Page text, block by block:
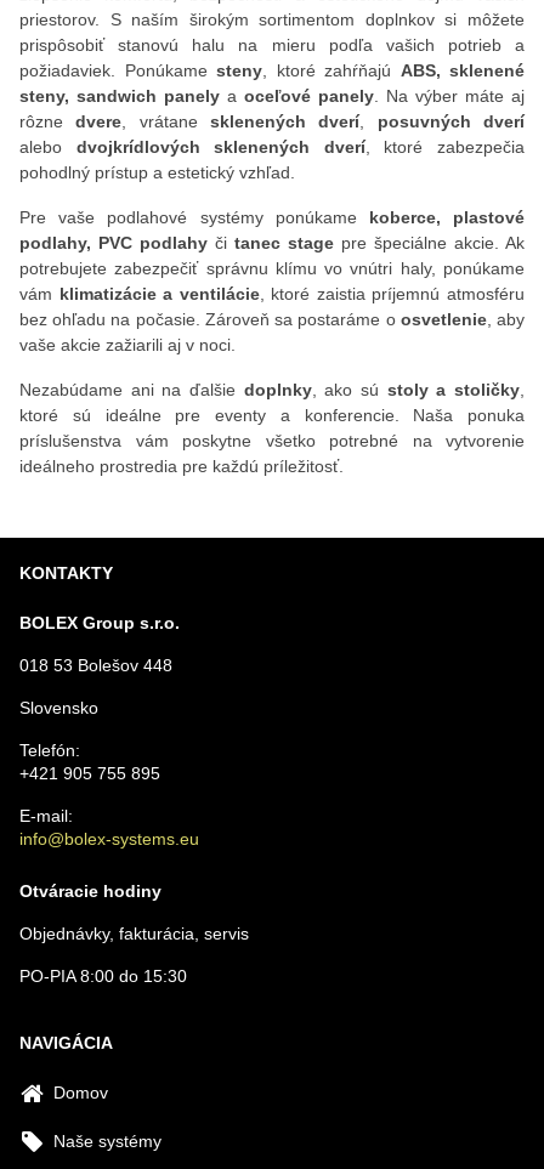
priestorov. S naším širokým sortimentom doplnkov si môžete
prispôsobiť stanovú halu na mieru podľa vašich potrieb a
požiadaviek. Ponúkame steny , ktoré zahŕňajú ABS, sklenené
steny, sandwich panely a oceľové panely . Na výber máte aj
rôznedvere , vrátanesklenených dverí, posuvných dverí
alebo dvojkrídlových sklenených dverí, ktoré zabezpečia
pohodlný prístup a estetický vzhľad.
Pre vaše podlahové systémy ponúkame koberce, plastové
podlahy, PVC podlahy či tanec stage pre špeciálne akcie. Ak
potrebujete zabezpečiť správnu klímu vo vnútri haly, ponúkame
vám klimatizácie a ventilácie, ktoré zaistia príjemnú atmosféru
bez ohľadu na počasie. Zároveň sa postaráme o osvetlenie, aby
vaše akcie zažiarili aj v noci.
Nezabúdame ani na ďalšie doplnky, ako sú stoly a stoličky
ktoré sú ideálne pre eventy a konferencie. Naša ponuka
príslušenstva vám poskytne všetko potrebné na vytvorenie
ideálneho prostredia pre každú príležitosť.
KONTAKTY
BOLEX Group s.r.o.
018 53 Bolešov 448
Slovensko
Telefón:
+421 905 755 895
E-mail:
info@bolex-systems.eu
Otváracie hodiny
Objednávky, fakturácia, servis
PO-PIA 8:00 do 15:30
NAVIGÁCIA
Domov
Naše systémy